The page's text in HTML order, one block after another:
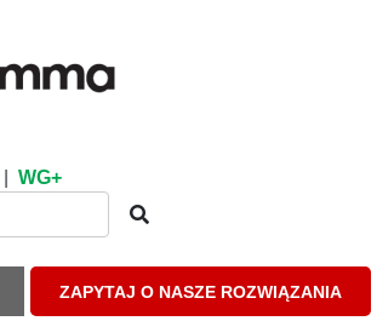
WG+
ZAPYTAJ O NASZE ROZWIĄZANIA